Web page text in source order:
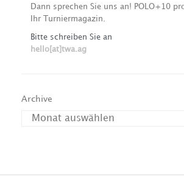
Dann sprechen Sie uns an! POLO+10
Ihr Turniermagazin.
Bitte schreiben Sie an
hello[at]twa.ag
Archive